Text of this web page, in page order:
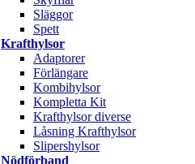
Släggor
Spett
Krafthylsor
Adaptorer
Förlängare
Kombihylsor
Kompletta Kit
Krafthylsor diverse
Låsning Krafthylsor
Slipershylsor
Nödförband